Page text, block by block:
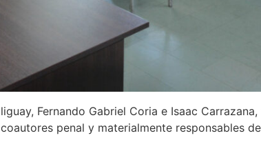
Fernando Gabriel Coria e Isaac
penal y materialmente responsables